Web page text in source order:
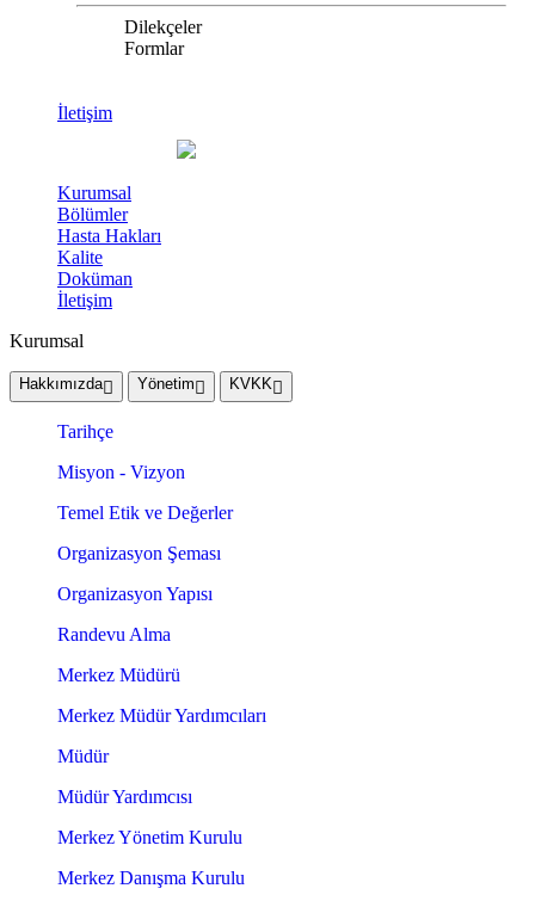
Dilekçeler
Formlar
İletişim
Kurumsal
Bölümler
Hasta Hakları
Kalite
Doküman
İletişim
Kurumsal
Hakkımızda Yönetim KVKK
Tarihçe
Misyon - Vizyon
Temel Etik ve Değerler
Organizasyon Şeması
Organizasyon Yapısı
Randevu Alma
Merkez Müdürü
Merkez Müdür Yardımcıları
Müdür
Müdür Yardımcısı
Merkez Yönetim Kurulu
Merkez Danışma Kurulu